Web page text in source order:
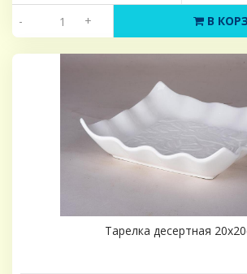
- + В
Тарелка десертная